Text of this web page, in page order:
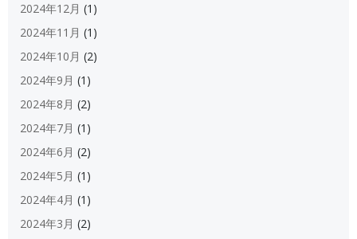
2024年12月 (1)
2024年11月 (1)
2024年10月 (2)
2024年9月 (1)
2024年8月 (2)
2024年7月 (1)
2024年6月 (2)
2024年5月 (1)
2024年4月 (1)
2024年3月 (2)